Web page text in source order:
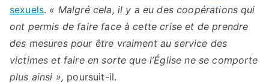
sexuels. « Malgré cela, il y a eu des coopérations qui
ont permis de faire face à cette crise et de prendre
des mesures pour être vraiment au service des
victimes et faire en sorte que l’Église ne se comporte
plus ainsi », poursuit-il.